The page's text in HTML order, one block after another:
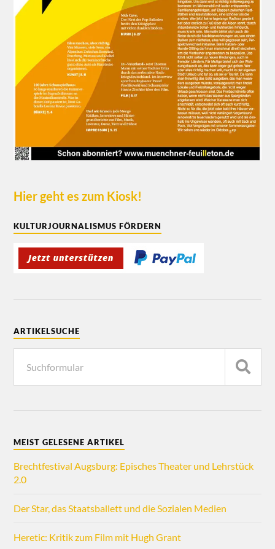
Hier geht es zum Kiosk!
KULTURJOURNALISMUS FÖRDERN
ARTIKELSUCHE
MEIST GELESENE ARTIKEL
Brechtfestival Augsburg: Episches Theater und Lehrstück
2.0
Der Star, das Staatsballett und die Sozialen Medien
Heretic: Kritik zum Film mit Hugh Grant